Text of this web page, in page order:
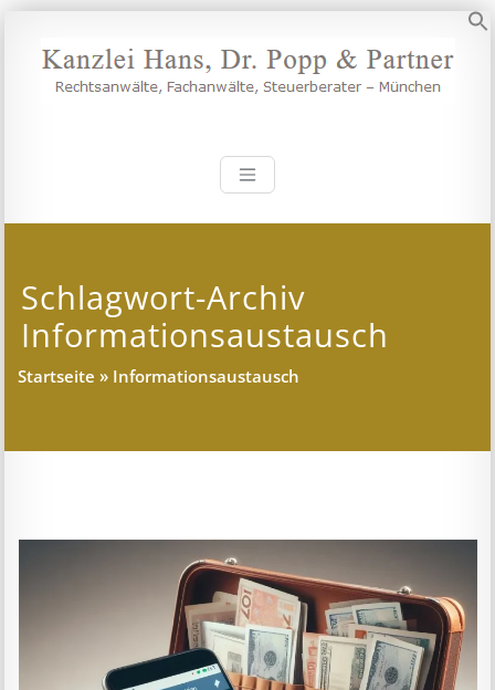
Inhalt
springen
Kanzlei Hans,
Schlagwort-Archiv
Informationsaustausch
Startseite » Informationsaustausch